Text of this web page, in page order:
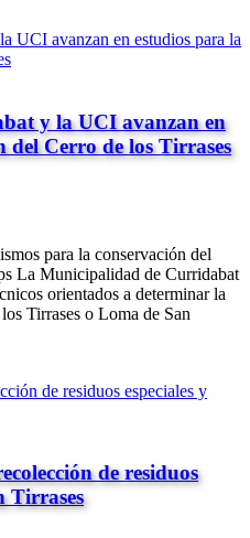
y la UCI avanzan en
del Cerro de los Tirrases
para la conservación del
La Municipalidad de Curridabat
orientados a determinar la
Tirrases o Loma de San
de residuos
Tirrases